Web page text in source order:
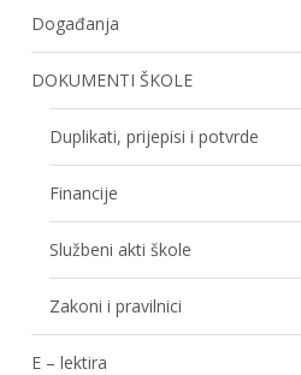
Događanja
DOKUMENTI ŠKOLE
Duplikati, prijepisi i potvrde
Financije
Službeni akti škole
Zakoni i pravilnici
E – lektira